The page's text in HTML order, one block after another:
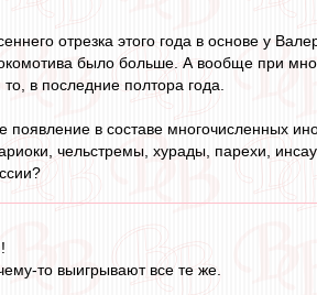
отрезка этого года в основе у
было больше. А вообще при
в последние полтора года.
в составе многочисленных
чельстремы, хурады, парехи,
то выигрывают все те же.